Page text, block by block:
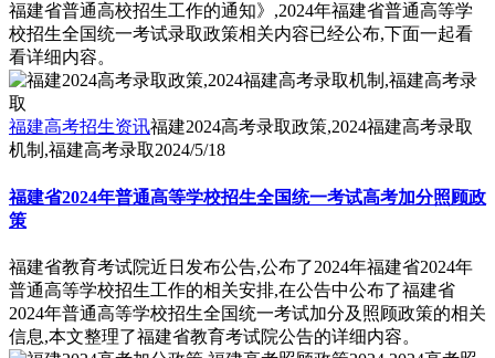
福建省普通高校招生工作的通知》,2024年福建省普通高等学
校招生全国统一考试录取政策相关内容已经公布,下面一起看
看详细内容。
福建高考招生资讯福建2024高考录取政策,2024福建高考录取
机制,福建高考录取2024/5/18
福建省2024年普通高等学校招生全国统一考试高考加分照顾政
策
福建省教育考试院近日发布公告,公布了2024年福建省2024年
普通高等学校招生工作的相关安排,在公告中公布了福建省
2024年普通高等学校招生全国统一考试加分及照顾政策的相关
信息,本文整理了福建省教育考试院公告的详细内容。